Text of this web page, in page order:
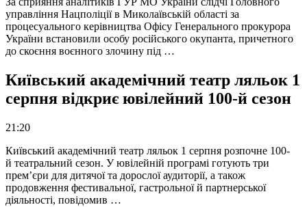
управління Нацполіції в Миколаївській області за
процесуального керівництва Офісу Генерального прокурора
України встановили особу російського окупанта, причетного
до скоєння воєнного злочину під …
Київський академічний театр ляльок 1
серпня відкриє ювілейний 100-й сезон
21:20
Київський академічний театр ляльок 1 серпня розпочне 100-
й театральний сезон. У ювілейній програмі готують три
прем’єри для дитячої та дорослої аудиторії, а також
продовження фестивальної, гастрольної й партнерської
діяльності, повідомив …